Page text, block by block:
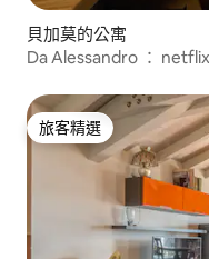
貝加莫的公寓
Da Alessandro ：
旅客精選
旅客精選